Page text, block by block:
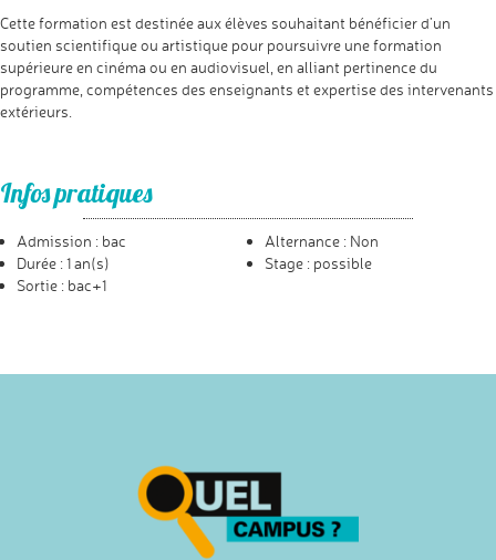
Cette formation est destinée aux élèves souhaitant bénéficier d’un
soutien scientifique ou artistique pour poursuivre une formation
supérieure en cinéma ou en audiovisuel, en alliant pertinence du
programme, compétences des enseignants et expertise des intervenants
extérieurs.
Infos pratiques
Admission : bac
Durée : 1 an(s)
Sortie : bac+1
Alternance : Non
Stage : possible